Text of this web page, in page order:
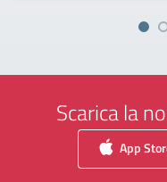
Scarica la
App